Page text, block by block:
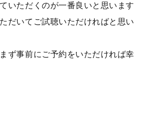
いただくのが一番良いと思います
だいてご試聴いただければと思い
ず事前にご予約をいただければ幸